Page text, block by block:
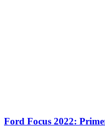
Ford Focus 2022: